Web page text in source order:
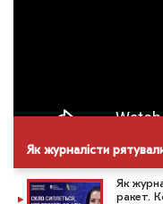
Як
ракет.